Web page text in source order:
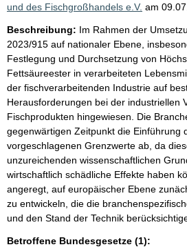
und des Fischgroßhandels e.V. am
Beschreibung: Im Rahmen der
2023/915 auf nationaler Ebene,
Festlegung und Durchsetzung von
Fettsäureester in verarbeiteten
der fischverarbeitenden Industrie auf
Herausforderungen bei der industriellen
Fischprodukten hingewiesen. Die
gegenwärtigen Zeitpunkt die Einführung
vorgeschlagenen Grenzwerte ab, da
unzureichenden wissenschaftlichen
wirtschaftlich schädliche Effekte haben
angeregt, auf europäischer Ebene
zu entwickeln, die die
und den Stand der Technik
Betroffene Bundesgesetze (1):